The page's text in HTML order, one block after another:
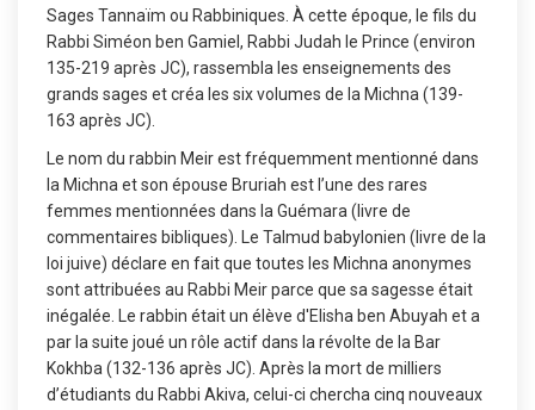
Sages Tannaïm ou Rabbiniques. À cette époque, le fils du
Rabbi Siméon ben Gamiel, Rabbi Judah le Prince (environ
135-219 après JC), rassembla les enseignements des
grands sages et créa les six volumes de la Michna (139-
163 après JC).
Le nom du rabbin Meir est fréquemment mentionné dans
la Michna et son épouse Bruriah est l’une des rares
femmes mentionnées dans la Guémara (livre de
commentaires bibliques). Le Talmud babylonien (livre de la
loi juive) déclare en fait que toutes les Michna anonymes
sont attribuées au Rabbi Meir parce que sa sagesse était
inégalée. Le rabbin était un élève d'Elisha ben Abuyah et a
par la suite joué un rôle actif dans la révolte de la Bar
Kokhba (132-136 après JC). Après la mort de milliers
d’étudiants du Rabbi Akiva, celui-ci chercha cinq nouveaux